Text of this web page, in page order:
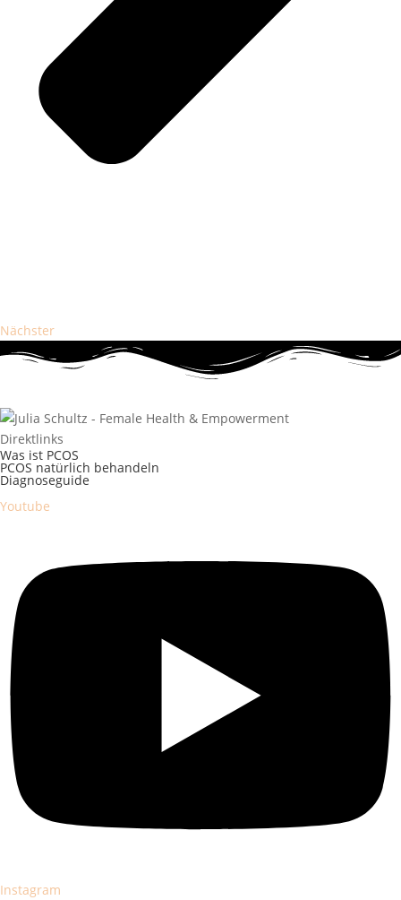
Nächster
Direktlinks
Was ist PCOS
PCOS natürlich behandeln
Diagnoseguide
Youtube
Instagram